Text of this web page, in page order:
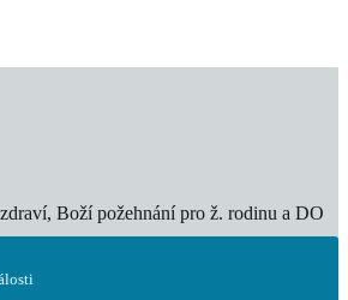
Boží požehnání pro ž. rodinu a DO